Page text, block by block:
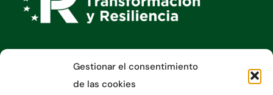
Gestionar el consentimiento
de las cookies